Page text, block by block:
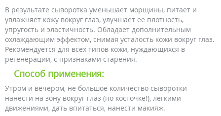
В результате сыворотка уменьшает морщины, питает и
увлажняет кожу вокруг глаз, улучшает ее плотность,
упругость и эластичность. Обладает дополнительным
охлаждающим эффектом, снимая усталость кожи вокруг глаз.
Рекомендуется для всех типов кожи, нуждающихся в
регенерации, с признаками старения.
Способ применения:
Утром и вечером, не большое количество сыворотки
нанести на зону вокруг глаз (по косточке!), легкими
движениями, дать впитаться, нанести макияж.